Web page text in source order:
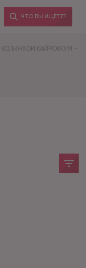
ЧТО ВЫ ИЩЕТЕ?
КОЛИНХОИ КАЙРОККУМ -